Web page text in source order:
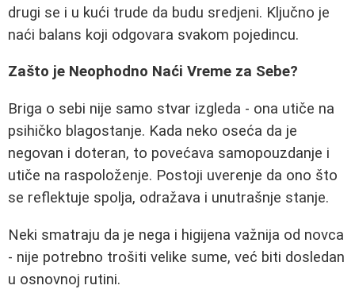
drugi se i u kući trude da budu sredjeni. Ključno je
naći balans koji odgovara svakom pojedincu.
Zašto je Neophodno Naći Vreme za Sebe?
Briga o sebi nije samo stvar izgleda - ona utiče na
psihičko blagostanje. Kada neko oseća da je
negovan i doteran, to povećava samopouzdanje i
utiče na raspoloženje. Postoji uverenje da ono što
se reflektuje spolja, odražava i unutrašnje stanje.
Neki smatraju da je nega i higijena važnija od novca
- nije potrebno trošiti velike sume, već biti dosledan
u osnovnoj rutini.